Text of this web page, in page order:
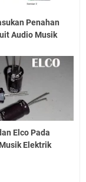
Penahan
Audio Musik
Elco Pada
Elektrik